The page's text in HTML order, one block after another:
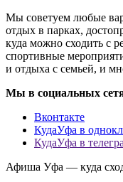
Мы советуем любые
отдых в парках,
куда можно сходить с
спортивные
и отдыха с семьей, и
Мы в социальных
Вконтакте
КудаУфа в
КудаУфа в
Афиша Уфа — куда